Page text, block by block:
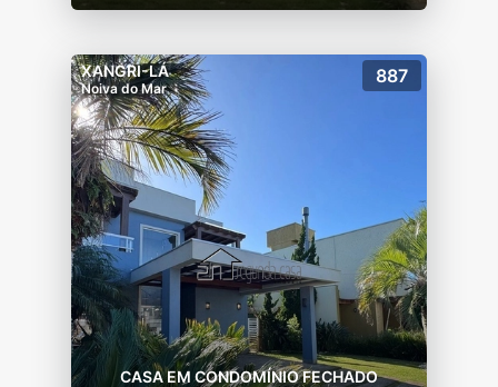
XANGRI-LÁ
Noiva do Mar
887
CASA EM CONDOMÍNIO FECHADO